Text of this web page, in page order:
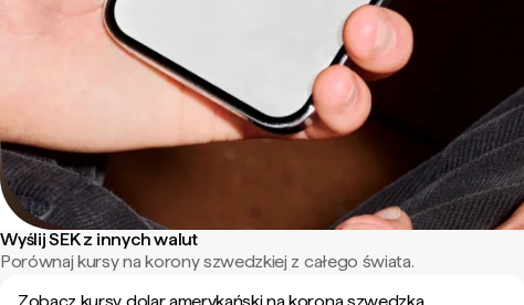
Wyślij SEK z innych walut
Porównaj kursy na korony szwedzkiej z całego świata.